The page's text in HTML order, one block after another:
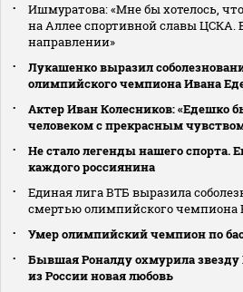
Ишмуратова: «Мне бы хотелось,
на Аллее спортивной славы ЦСКА.
направлении»
Лукашенко выразил
олимпийского чемпиона Ивана
Актер Иван Колесников: «Едешко
человеком с прекрасным
Не стало легенды нашего спорта.
каждого россиянина
Единая лига ВТБ выразила
смертью олимпийского чемпиона
Умер олимпийский чемпион по
Бывшая Роналду охмурила
из России новая любовь